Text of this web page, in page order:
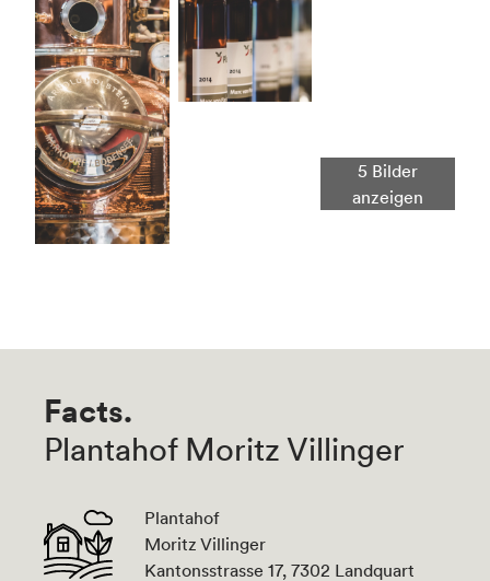
Facts.
Plantahof Moritz Villinger
Plantahof
Moritz Villinger
Kantonsstrasse 17, 7302 Landquart